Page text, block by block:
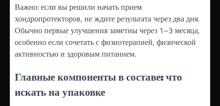
Важно: если вы решили начать прием
хондропротекторов, не ждите результата через два дня.
Обычно первые улучшения заметны через 1–3 месяца,
особенно если сочетать с физиотерапией, физической
активностью и здоровым питанием.
Главные компоненты в составе: что
искать на упаковке